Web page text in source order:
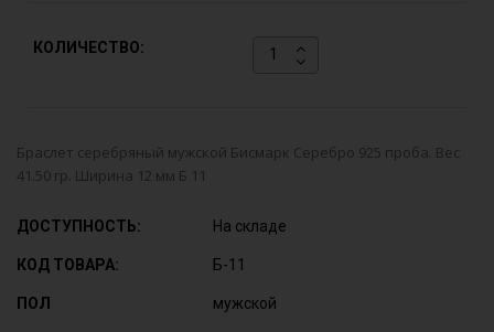
КОЛИЧЕСТВО:
Браслет серебряный мужской Бисмарк Серебро 925 проба. Вес
41.50 гр. Ширина 12 мм Б 11
ДОСТУПНОСТЬ: На складе
КОД ТОВАРА: Б-11
ПОЛ мужской